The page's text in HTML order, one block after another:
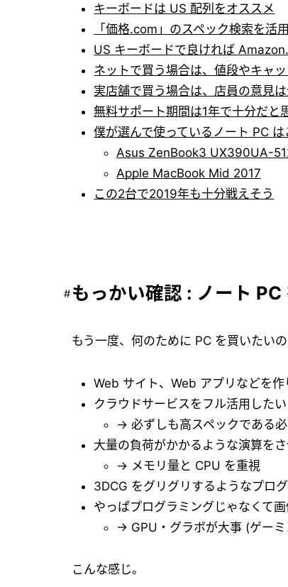
キーボードは US 配列をオススメ
「価格.com」のスペック検索を活
US キーボードで良ければ
ネットで買う場合は、値段やキャ
実店舗で買う場合は、店員の意見
無料サポート期間は1年で十分だと
僕が選んで使っているノート PC は
Asus ZenBook3 UX390UA-
Apple MacBook Mid 2017
この2台で2019年も十分戦えそう
もっかい確認 : ノート
もう一度、何のために PC を買いたい
Web サイト、Web アプリなどを作
クラウドサービスをフル活用したい
→ 必ずしも高スペックである
大量の負荷がかかるような演算を
→ メモリ量と CPU を重視
3DCG をグリグリするようなプロ
やっぱプログラミングじゃなくて
→ GPU・グラボが大事 (ゲー
こんな感じ。